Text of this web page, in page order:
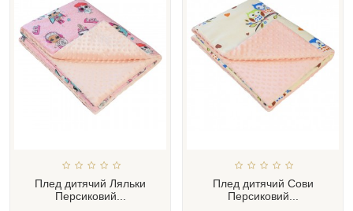
Плед дитячий Ляльки
Персиковий...
Плед дитячий Сови
Персиковий...